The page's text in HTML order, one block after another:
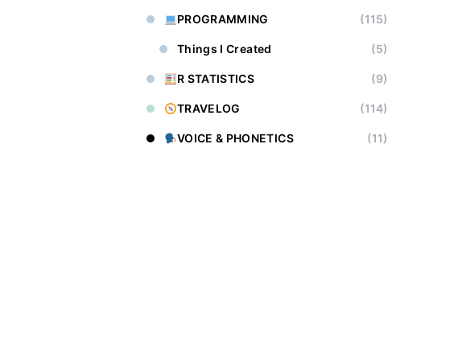
PROGRAMMING (115)
Things I Created (5)
R STATISTICS (9)
TRAVELOG (114)
VOICE & PHONETICS (11)